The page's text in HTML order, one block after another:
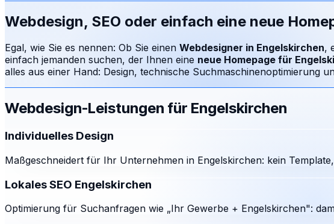
Webdesign, SEO oder einfach eine neue
Egal, wie Sie es nennen: Ob Sie einen Webdesigner in Engelskirchen,
einfach jemanden suchen, der Ihnen eine neue Homepage für
alles aus einer Hand: Design, technische Suchmaschinenoptimierung
Webdesign-Leistungen für Engelskirchen
Individuelles Design
Maßgeschneidert für Ihr Unternehmen in Engelskirchen: kein
Lokales SEO Engelskirchen
Optimierung für Suchanfragen wie „Ihr Gewerbe + Engelskirchen":